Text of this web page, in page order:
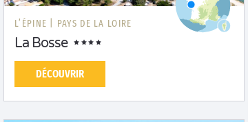
L’ÉPINE | PAYS DE LA LOIRE
La Bosse
DÉCOUVRIR